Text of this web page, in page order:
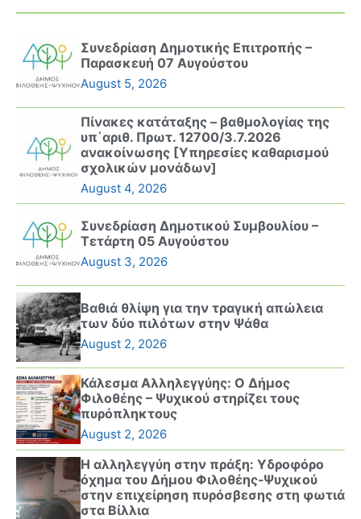
Συνεδρίαση Δημοτικής Επιτροπής –
Παρασκευή 07 Αυγούστου
August 5, 2026
Πίνακες κατάταξης – βαθμολογίας της
υπ΄αριθ. Πρωτ. 12700/3.7.2026
ανακοίνωσης [Υπηρεσίες καθαρισμού
σχολικών μονάδων]
August 4, 2026
Συνεδρίαση Δημοτικού Συμβουλίου –
Τετάρτη 05 Αυγούστου
August 3, 2026
Βαθιά θλίψη για την τραγική απώλεια
των δύο πιλότων στην Ψάθα
August 2, 2026
Κάλεσμα Αλληλεγγύης: Ο Δήμος
Φιλοθέης – Ψυχικού στηρίζει τους
πυρόπληκτους
August 2, 2026
Η αλληλεγγύη στην πράξη: Υδροφόρο
όχημα του Δήμου Φιλοθέης-Ψυχικού
στην επιχείρηση πυρόσβεσης στη φωτιά
στα Βίλλια